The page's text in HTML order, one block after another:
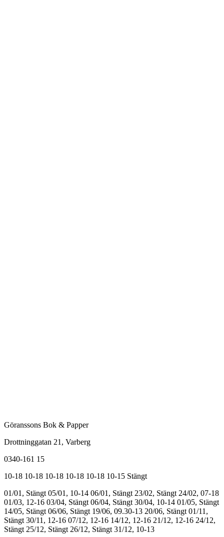
Göranssons Bok & Papper
Drottninggatan 21 , Varberg
0340-161 15
10-18 10-18 10-18 10-18 10-18 10-15 Stängt
01/01, Stängt 05/01, 10-14 06/01, Stängt 23/02, Stängt 24/02, 07-18
01/03, 12-16 03/04, Stängt 06/04, Stängt 30/04, 10-14 01/05, Stängt
14/05, Stängt 06/06, Stängt 19/06, 09.30-13 20/06, Stängt 01/11,
Stängt 30/11, 12-16 07/12, 12-16 14/12, 12-16 21/12, 12-16 24/12,
Stängt 25/12, Stängt 26/12, Stängt 31/12, 10-13